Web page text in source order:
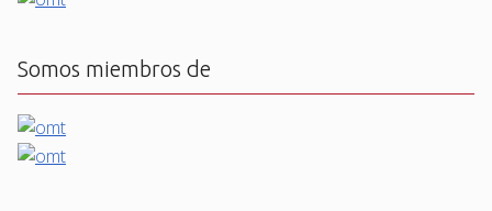
Somos miembros de